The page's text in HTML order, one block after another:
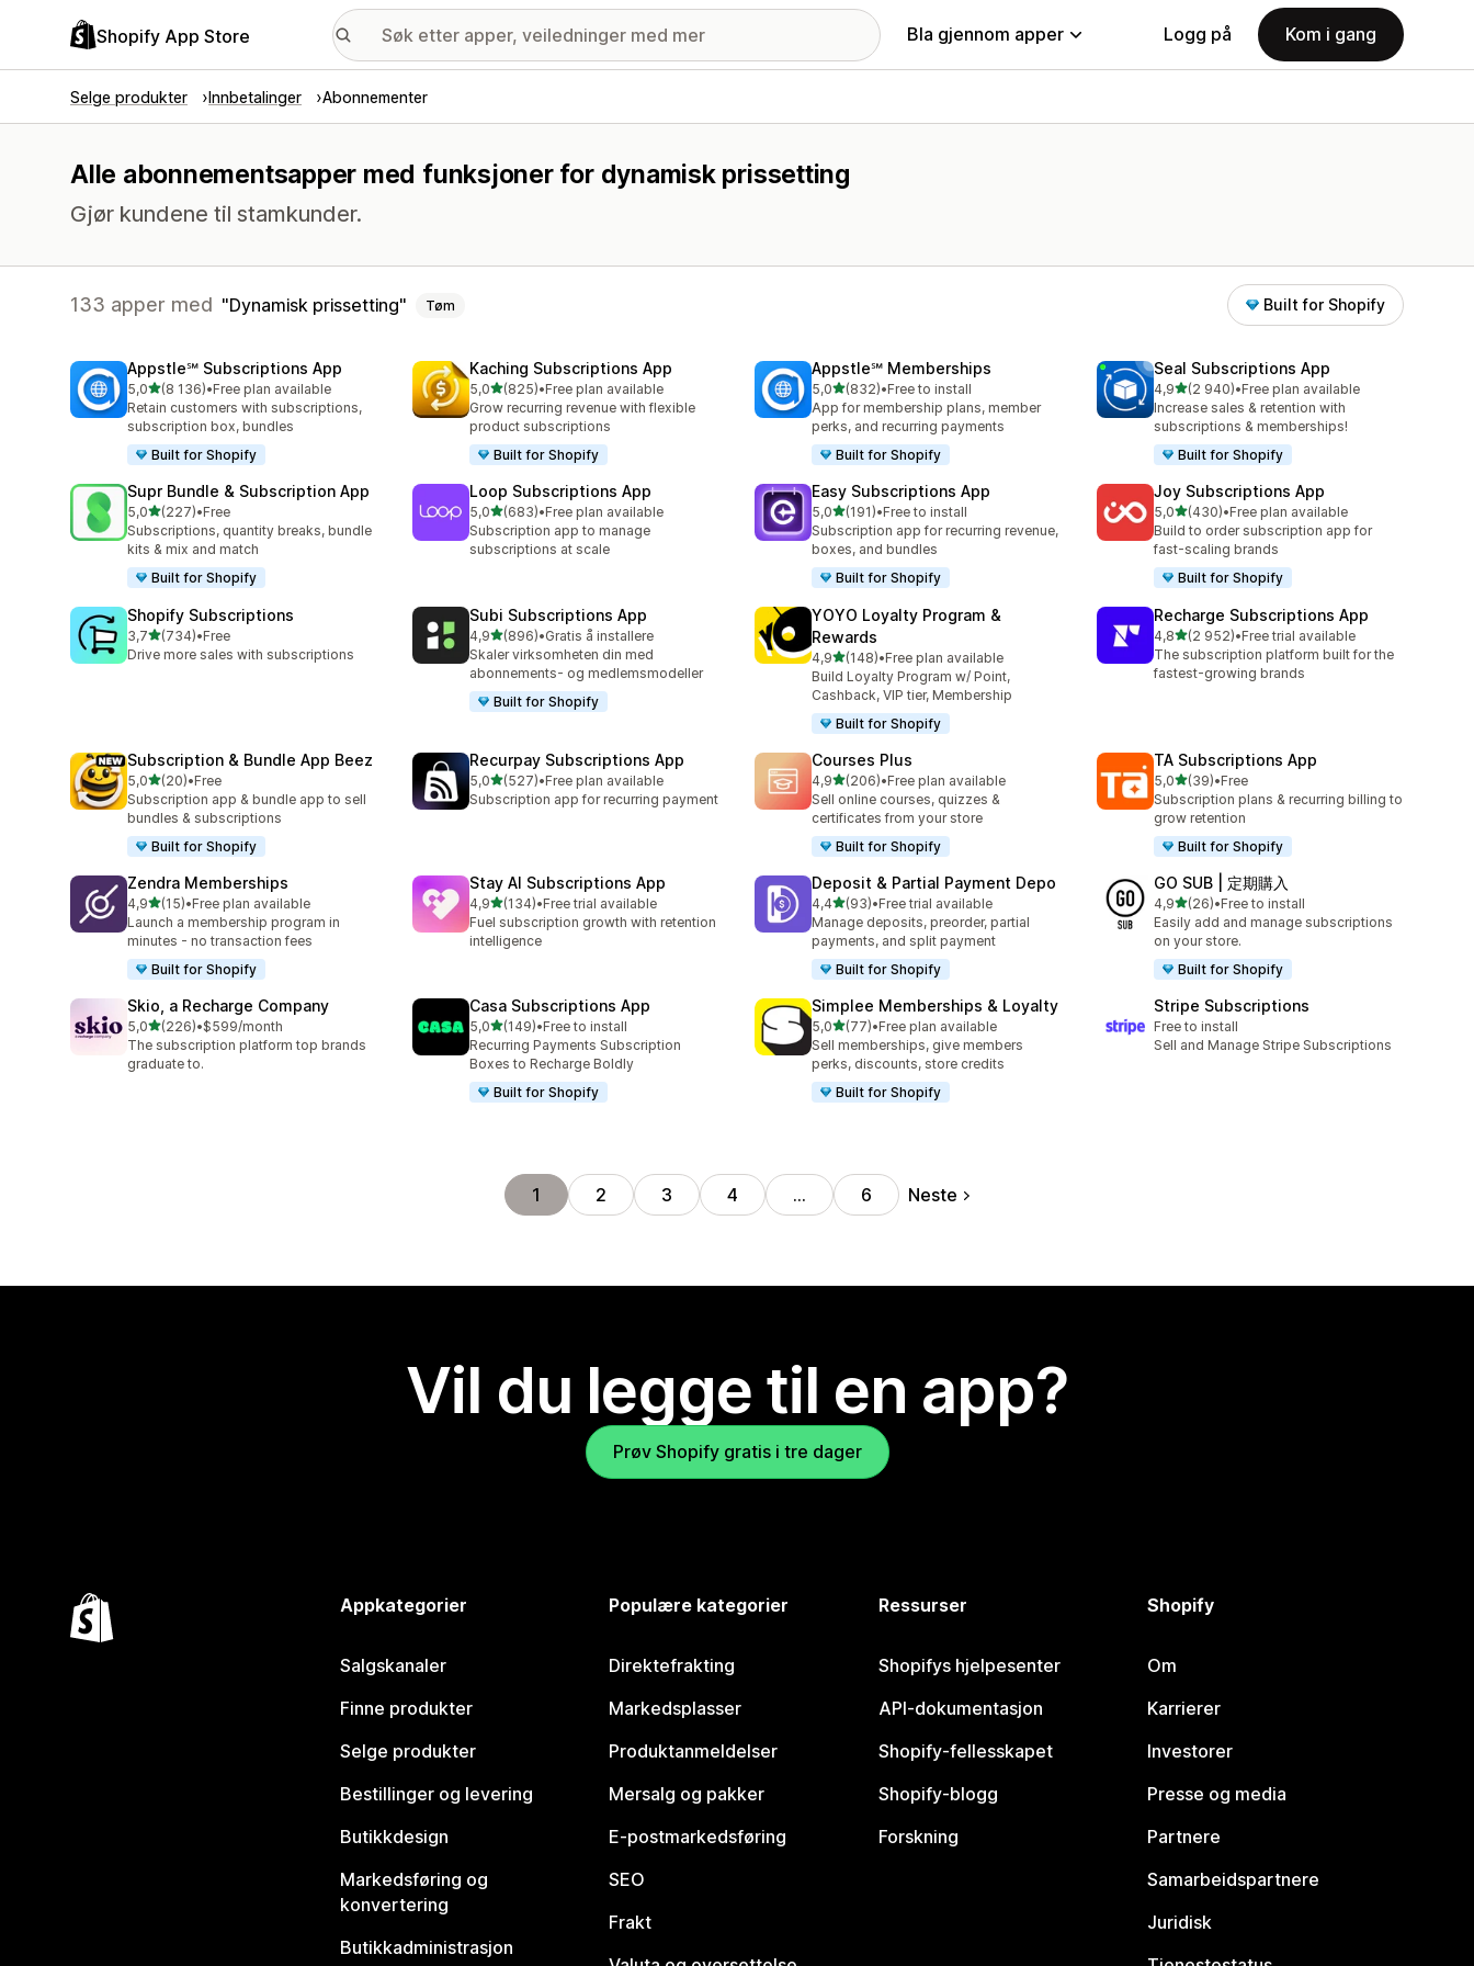
Shopify App Store Bla gjennom apper Logg på Kom i gang
Selge produkter Innbetalinger Abonnementer
Alle abonnementsapper med funksjoner for dynamisk prissetting
Gjør kundene til stamkunder.
133 apper med Dynamisk prissetting Tøm Built for Shopify
Appstle℠ Subscriptions App
5,0av 5 stjerner
(8 136)
Totalt 8136 omtaler
•Free plan available
Retain customers with subscriptions,
subscription box, bundles
Built for Shopify
Kaching Subscriptions App
5,0av 5 stjerner
(825)
Totalt 825 omtaler
•Free plan available
Grow recurring revenue with flexible
product subscriptions
Built for Shopify
Appstle℠ Memberships
5,0av 5 stjerner
(832)
Totalt 832 omtaler
•Free to install
App for membership plans, member
perks, and recurring payments
Built for Shopify
Seal Subscriptions App
4,9av 5 stjerner
(2 940)
Totalt 2940 omtaler
•Free plan available
Increase sales & retention with
subscriptions & memberships!
Built for Shopify
Supr Bundle & Subscription App
5,0av 5 stjerner
(227)
Totalt 227 omtaler
•Free
Subscriptions, quantity breaks, bundle
kits & mix and match
Built for Shopify
Loop Subscriptions App
5,0av 5 stjerner
(683)
Totalt 683 omtaler
•Free plan available
Subscription app to manage
subscriptions at scale
Easy Subscriptions App
5,0av 5 stjerner
(191)
Totalt 191 omtaler
•Free to install
Subscription app for recurring revenue,
boxes, and bundles
Built for Shopify
Joy Subscriptions App
5,0av 5 stjerner
(430)
Totalt 430 omtaler
•Free plan available
Build to order subscription app for
fast-scaling brands
Built for Shopify
Shopify Subscriptions
3,7av 5 stjerner
(734)
Totalt 734 omtaler
•Free
Drive more sales with subscriptions
Subi Subscriptions App
4,9av 5 stjerner
(896)
Totalt 896 omtaler
•Gratis å installere
Skaler virksomheten din med
abonnements- og medlemsmodeller
Built for Shopify
YOYO Loyalty Program &
Rewards
4,9av 5 stjerner
(148)
Totalt 148 omtaler
•Free plan available
Build Loyalty Program w/ Point,
Cashback, VIP tier, Membership
Built for Shopify
Recharge Subscriptions App
4,8av 5 stjerner
(2 952)
Totalt 2952 omtaler
•Free trial available
The subscription platform built for the
fastest-growing brands
Subscription & Bundle App Beez
5,0av 5 stjerner
(20)
Totalt 20 omtaler
•Free
Subscription app & bundle app to sell
bundles & subscriptions
Built for Shopify
Recurpay Subscriptions App
5,0av 5 stjerner
(527)
Totalt 527 omtaler
•Free plan available
Subscription app for recurring payment
Courses Plus
4,9av 5 stjerner
(206)
Totalt 206 omtaler
•Free plan available
Sell online courses, quizzes &
certificates from your store
Built for Shopify
TA Subscriptions App
5,0av 5 stjerner
(39)
Totalt 39 omtaler
•Free
Subscription plans & recurring billing to
grow retention
Built for Shopify
Zendra Memberships
4,9av 5 stjerner
(15)
Totalt 15 omtaler
•Free plan available
Launch a membership program in
minutes - no transaction fees
Built for Shopify
Stay AI Subscriptions App
4,9av 5 stjerner
(134)
Totalt 134 omtaler
•Free trial available
Fuel subscription growth with retention
intelligence
Deposit & Partial Payment Depo
4,4av 5 stjerner
(93)
Totalt 93 omtaler
•Free trial available
Manage deposits, preorder, partial
payments, and split payment
Built for Shopify
GO SUB | 定期購入
4,9av 5 stjerner
(26)
Totalt 26 omtaler
•Free to install
Easily add and manage subscriptions
on your store.
Built for Shopify
Skio, a Recharge Company
5,0av 5 stjerner
(226)
Totalt 226 omtaler
•$599/month
The subscription platform top brands
graduate to.
Casa Subscriptions App
5,0av 5 stjerner
(149)
Totalt 149 omtaler
•Free to install
Recurring Payments Subscription
Boxes to Recharge Boldly
Built for Shopify
Simplee Memberships & Loyalty
5,0av 5 stjerner
(77)
Totalt 77 omtaler
•Free plan available
Sell memberships, give members
perks, discounts, store credits
Built for Shopify
Stripe Subscriptions
Free to install
Sell and Manage Stripe Subscriptions
1 2 3 4 … 6 Neste
Vil du legge til en app?
Prøv Shopify gratis i tre dager
Appkategorier
Salgskanaler
Finne produkter
Selge produkter
Bestillinger og levering
Butikkdesign
Markedsføring og
konvertering
Butikkadministrasjon
Populære kategorier
Direktefrakting
Markedsplasser
Produktanmeldelser
Mersalg og pakker
E-postmarkedsføring
SEO
Frakt
Ressurser
Shopifys hjelpesenter
API-dokumentasjon
Shopify-fellesskapet
Shopify-blogg
Forskning
Shopify
Om
Karrierer
Investorer
Presse og media
Partnere
Samarbeidspartnere
Juridisk